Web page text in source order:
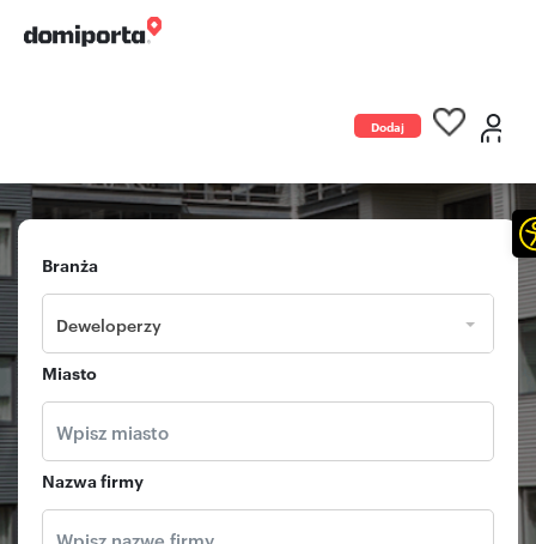
Dodaj
Branża
Deweloperzy
Miasto
Nazwa firmy